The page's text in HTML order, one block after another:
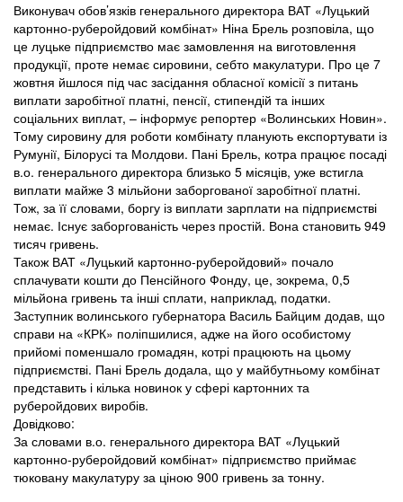
Виконувач обов’язків генерального директора ВАТ «Луцький
картонно-руберойдовий комбінат» Ніна Брель розповіла, що
це луцьке підприємство має замовлення на виготовлення
продукції, проте немає сировини, себто макулатури. Про це 7
жовтня йшлося під час засідання обласної комісії з питань
виплати заробітної платні, пенсії, стипендій та інших
соціальних виплат, – інформує репортер «Волинських Новин».
Тому сировину для роботи комбінату планують експортувати із
Румунії, Білорусі та Молдови. Пані Брель, котра працює посаді
в.о. генерального директора близько 5 місяців, уже встигла
виплати майже 3 мільйони заборгованої заробітної платні.
Тож, за її словами, боргу із виплати зарплати на підприємстві
немає. Існує заборгованість через простій. Вона становить 949
тисяч гривень.
Також ВАТ «Луцький картонно-руберойдовий» почало
сплачувати кошти до Пенсійного Фонду, це, зокрема, 0,5
мільйона гривень та інші сплати, наприклад, податки.
Заступник волинського губернатора Василь Байцим додав, що
справи на «КРК» поліпшилися, адже на його особистому
прийомі поменшало громадян, котрі працюють на цьому
підприємстві. Пані Брель додала, що у майбутньому комбінат
представить і кілька новинок у сфері картонних та
руберойдових виробів.
Довідково:
За словами в.о. генерального директора ВАТ «Луцький
картонно-руберойдовий комбінат» підприємство приймає
тюковану макулатуру за ціною 900 гривень за тонну.